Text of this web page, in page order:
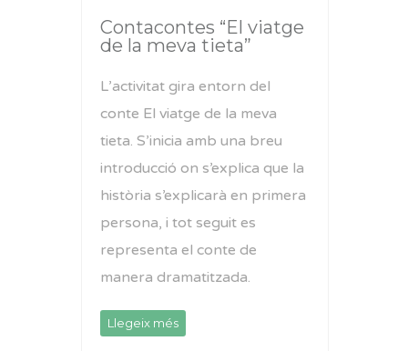
Contacontes “El viatge
de la meva tieta”
L’activitat gira entorn del
conte El viatge de la meva
tieta. S’inicia amb una breu
introducció on s’explica que la
història s’explicarà en primera
persona, i tot seguit es
representa el conte de
manera dramatitzada.
Llegeix més